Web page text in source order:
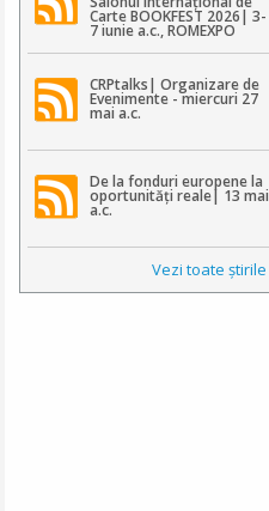
Carte BOOKFEST 2026| 3-
7 iunie a.c., ROMEXPO
CRPtalks| Organizare de
Evenimente - miercuri 27
mai a.c.
De la fonduri europene la
oportunități reale| 13 mai
a.c.
Vezi toate ştirile